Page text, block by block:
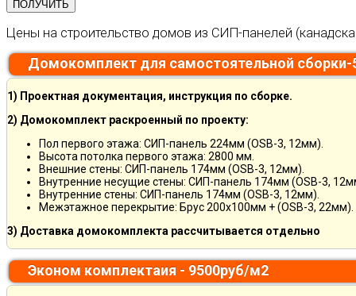
Цены на строительство домов из СИП-панелей
Домокомплект для самостоятельной
1) Проектная документация, инструкция по сборке.
2) Домокомплект раскроенный по проекту:
Пол первого этажа: СИП-панель 224мм (OSB-3, 12мм).
Высота потолка первого этажа: 2800 мм.
Внешние стены: СИП-панель 174мм (OSB-3, 12мм).
Внутренние несущие стены: СИП-панель 174мм (OSB-3,
Внутренние стены: СИП-панель 174мм (OSB-3, 12мм).
Межэтажное перекрытие: Брус 200х100мм + (OSB-3, 22мм).
3) Доставка домокомплекта рассчитывается отдельно
Эконом комплектаия - 9500руб/м2